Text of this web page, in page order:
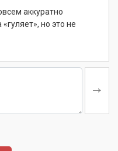
аккуратно
но это не